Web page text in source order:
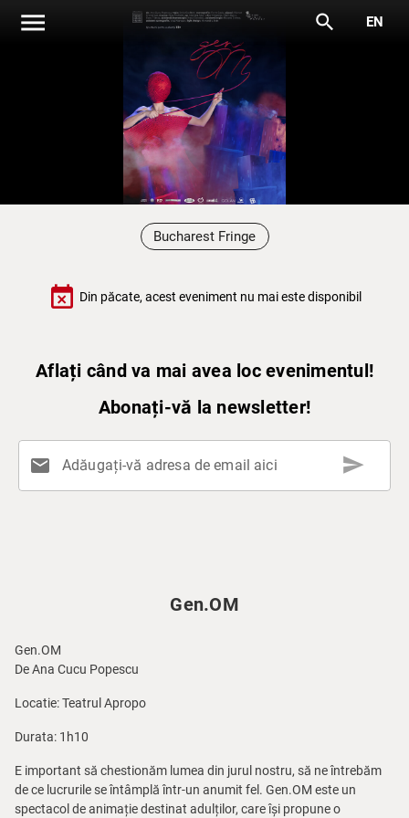
menu search EN
Bucharest Fringe
event_busy Din păcate, acest eveniment nu mai este disponibil
Aflați când va mai avea loc evenimentul!
Abonați-vă la newsletter!
mail Adăugați-vă adresa de email aici send
Gen.OM
Gen.OM
De Ana Cucu Popescu
Locatie: Teatrul Apropo
Durata: 1h10
E important să chestionăm lumea din jurul nostru, să ne întrebăm
de ce lucrurile se întâmplă într-un anumit fel. Gen.OM este un
spectacol de animație destinat adulților, care își propune o